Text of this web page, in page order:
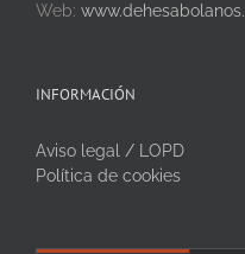
Web:
INFORMACIÓN
Aviso legal / LOPD
Política de cookies